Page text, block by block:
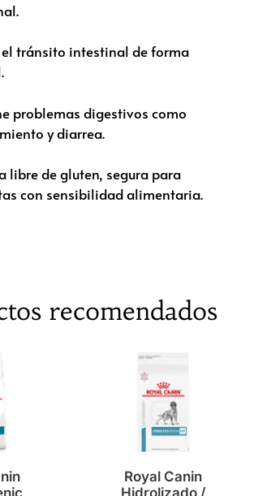
el tránsito intestinal de forma
problemas digestivos como
y diarrea.
libre de gluten, segura para
con sensibilidad alimentaria.
recomendados
Royal Canin
Hidrolizado /